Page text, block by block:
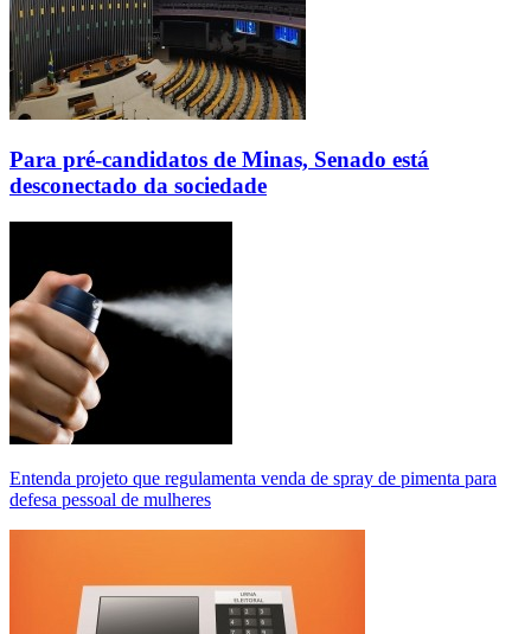
Para pré-candidatos de Minas, Senado está
desconectado da sociedade
Entenda projeto que regulamenta venda de spray de pimenta para
defesa pessoal de mulheres